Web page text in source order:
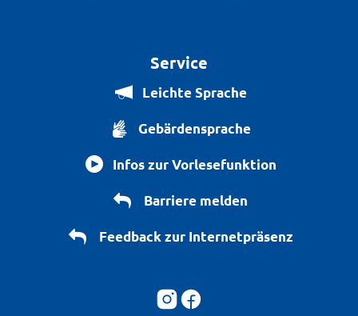
Service
Leichte Sprache
Gebärdensprache
Infos zur Vorlesefunktion
Barriere melden
Feedback zur Internetpräsenz